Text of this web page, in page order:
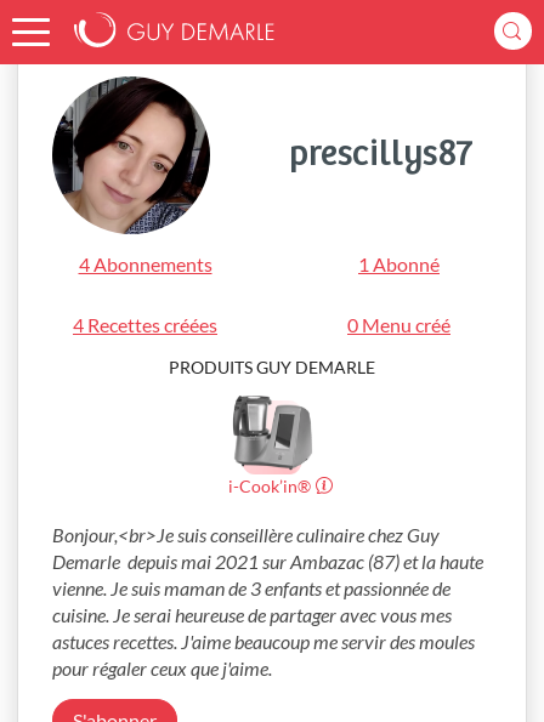
Accueil prescillys87
prescillys87
4 Abonnements 1 Abonné
4 Recettes créées 0 Menu créé
PRODUITS GUY DEMARLE
i-Cook’in®
Bonjour,<br>Je suis conseillère culinaire chez Guy
Demarle  depuis mai 2021 sur Ambazac (87) et la haute
vienne. Je suis maman de 3 enfants et passionnée de
cuisine. Je serai heureuse de partager avec vous mes
astuces recettes. J'aime beaucoup me servir des moules
pour régaler ceux que j'aime.